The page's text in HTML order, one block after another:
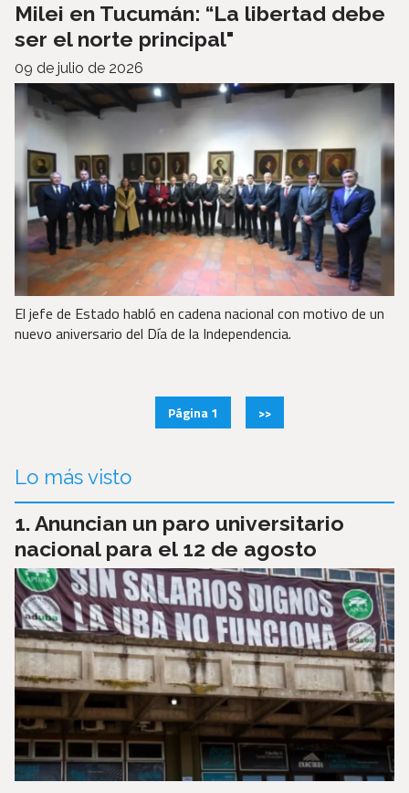
Milei en Tucumán: “La libertad debe
ser el norte principal"
09 de julio de 2026
El jefe de Estado habló en cadena nacional con motivo de un
nuevo aniversario del Día de la Independencia.
Página 1 >>
Lo más visto
Anuncian un paro universitario
nacional para el 12 de agosto